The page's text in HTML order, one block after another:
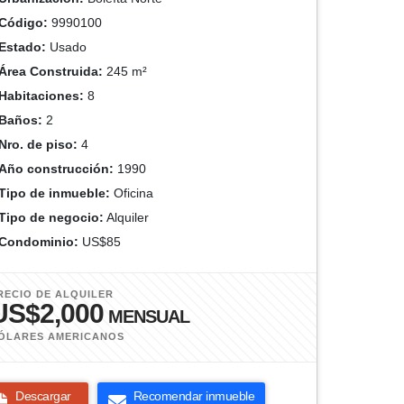
9990100
Usado
Construida: 245 m²
8
2
de piso: 4
construcción: 1990
de inmueble: Oficina
de negocio: Alquiler
US$85
DE ALQUILER
MENSUAL
AMERICANOS
Descargar
Recomendar inmueble